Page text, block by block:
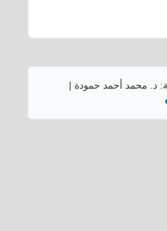
د. محمد أحمد حمودة |